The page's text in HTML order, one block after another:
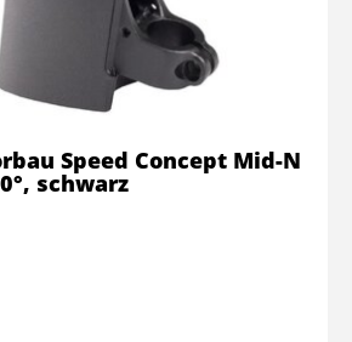
Speed Concept Mid-N
schwarz